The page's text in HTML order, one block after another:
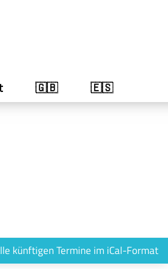
🇬🇧 🇪🇸
künftigen Termine im iCal-Format